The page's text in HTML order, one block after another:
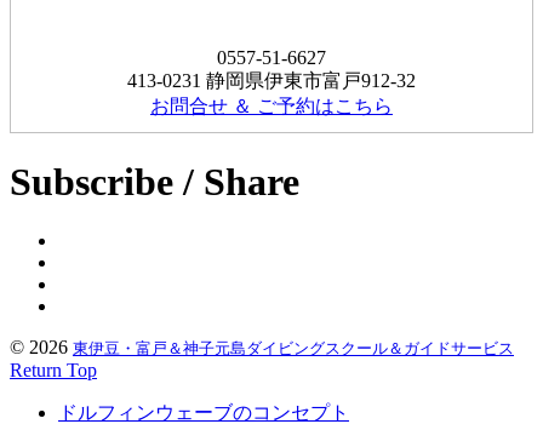
0557-51-6627
413-0231 静岡県伊東市富戸912-32
お問合せ ＆ ご予約はこちら
Subscribe / Share
© 2026 東伊豆・富戸＆神子元島ダイビングスクール＆ガイドサービス
Return Top
ドルフィンウェーブのコンセプト